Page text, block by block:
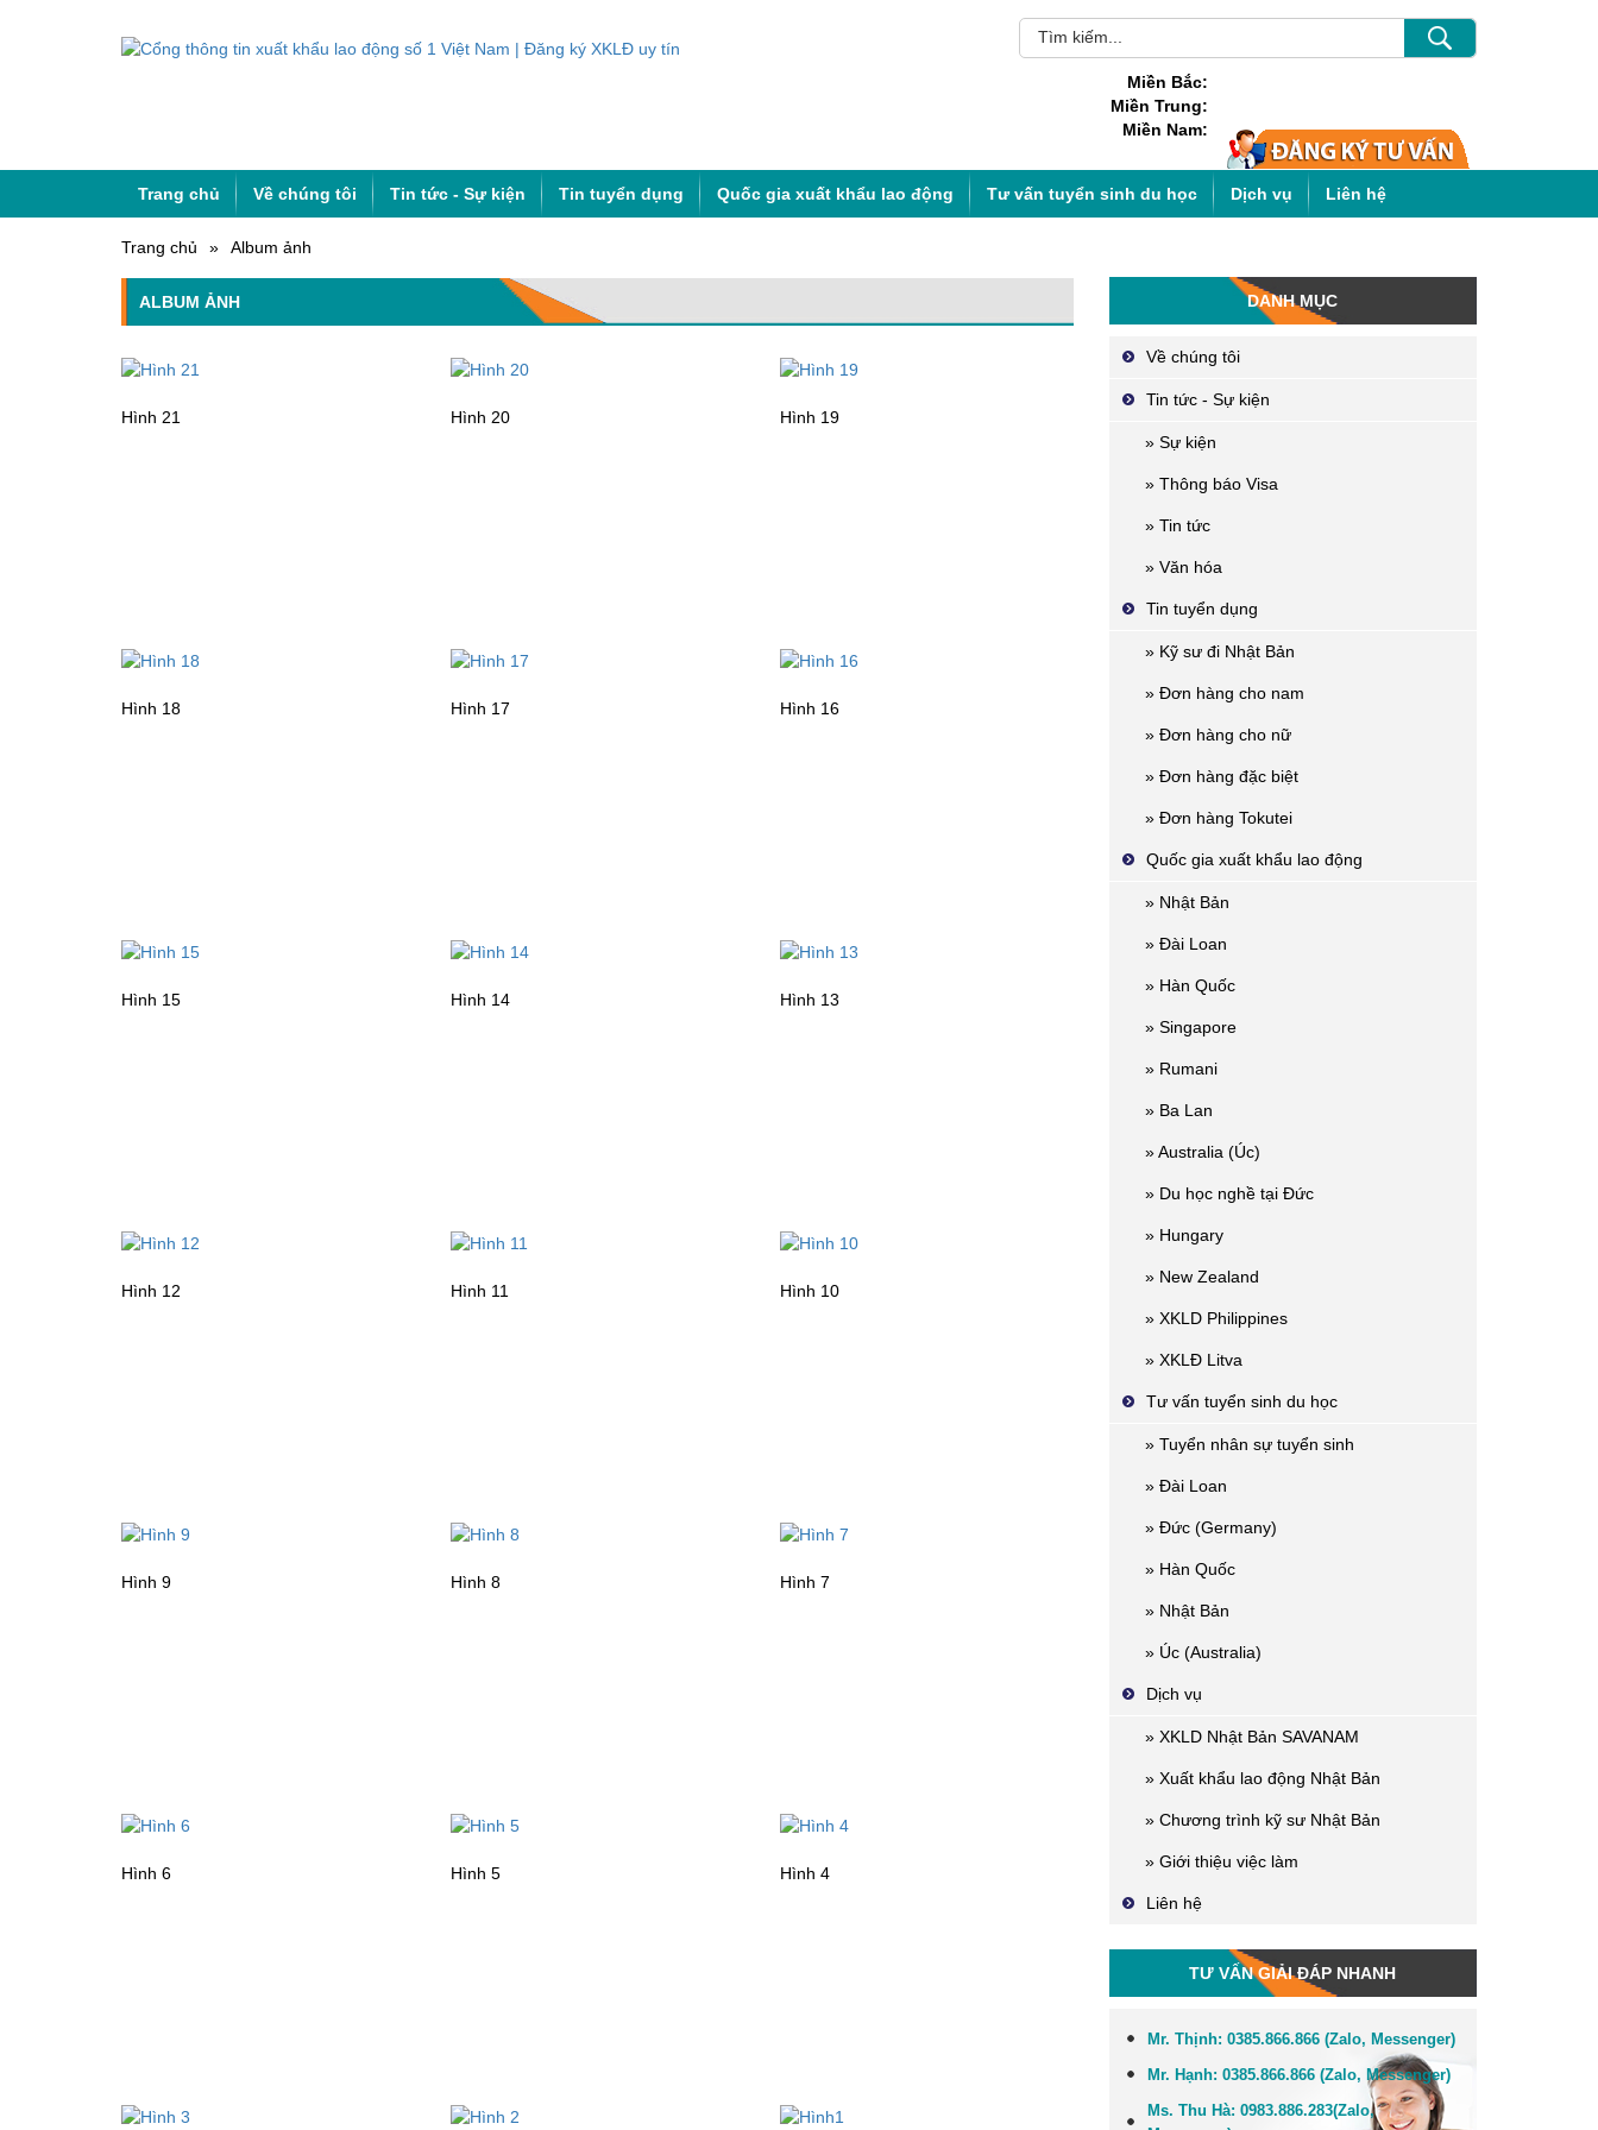
Miền Bắc:
Miền Trung:
Miền Nam:
Trang chủ Về chúng tôi Tin tức - Sự kiện Tin tuyển dụng Quốc gia xuất khẩu lao động Tư vấn tuyển sinh du học Dịch vụ Liên hệ
Trang chủ » Album ảnh
ALBUM ẢNH
Hình 21 Hình 20 Hình 19
Hình 18 Hình 17 Hình 16
Hình 15 Hình 14 Hình 13
Hình 12 Hình 11 Hình 10
Hình 9 Hình 8 Hình 7
Hình 6 Hình 5 Hình 4
DANH MỤC
Về chúng tôi
Tin tức - Sự kiện
» Sự kiện
» Thông báo Visa
» Tin tức
» Văn hóa
Tin tuyển dụng
» Kỹ sư đi Nhật Bản
» Đơn hàng cho nam
» Đơn hàng cho nữ
» Đơn hàng đặc biệt
» Đơn hàng Tokutei
Quốc gia xuất khẩu lao động
» Nhật Bản
» Đài Loan
» Hàn Quốc
» Singapore
» Rumani
» Ba Lan
» Australia (Úc)
» Du học nghề tại Đức
» Hungary
» New Zealand
» XKLD Philippines
» XKLĐ Litva
Tư vấn tuyển sinh du học
» Tuyển nhân sự tuyển sinh
» Đài Loan
» Đức (Germany)
» Hàn Quốc
» Nhật Bản
» Úc (Australia)
Dịch vụ
» XKLD Nhật Bản SAVANAM
» Xuất khẩu lao động Nhật Bản
» Chương trình kỹ sư Nhật Bản
» Giới thiệu việc làm
Liên hệ
TƯ VẤN GIẢI ĐÁP NHANH
Mr. Thịnh: 0385.866.866 (Zalo, Messenger)
Mr. Hạnh: 0385.866.866 (Zalo, Messenger)
Ms. Thu Hà: 0983.886.283(Zalo,